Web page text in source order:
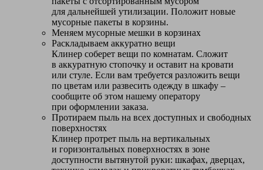
для дальнейшей утилизации. Положит новые
мусорные пакеты в корзины.
Меняем мусорные мешки в корзинах
Раскладываем аккуратно вещи
Клинер соберет вещи по комнатам. Сложит
в аккуратную стопочку и оставит на кровати
или стуле. Если вам требуется разложить вещи
по цветам или развесить одежду в шкафу –
сообщите об этом нашему оператору
при оформлении заказа.
Протираем пыль на всех доступных и свободных
поверхностях
Клинер протрет пыль на вертикальных
и горизонтальных поверхностях в зоне
доступности вытянутой руки: шкафах, дверцах,